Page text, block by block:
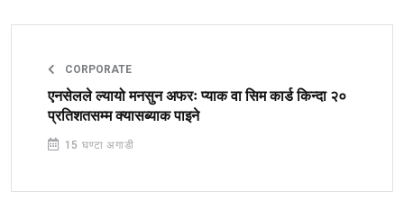
CORPORATE
एनसेलले ल्यायो मनसुन अफरः प्याक वा सिम कार्ड किन्दा २०
प्रतिशतसम्म क्यासब्याक पाइने
15 घण्टा अगाडी